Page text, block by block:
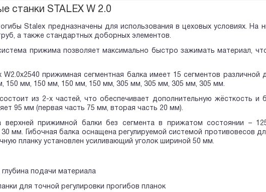
станки STALEX W 2.0
Stalex предназначены для использования в цеховых условиях. На
а также стандартных доборных элементов.
прижима позволяет максимально быстро зажимать материал,
W2.0x2540 прижимная сегментная балка имеет 15 сегментов
150 мм, 150 мм, 150 мм, 150 мм, 305 мм, 305 мм, 305 мм, 305 мм.
из 2-х частей, что обеспечивает дополнительную жёсткость
95 мм (первая часть 75 мм, вторая часть 20 мм).
верхней прижимной балки без сегмента в прижатом состоянии –
мм. Гибочная балка оснащена регулируемой системой противовесов
планку установлен усиливающий уголок шириной 50 мм.
глубина подачи материала
для точной регулировки прогибов планок